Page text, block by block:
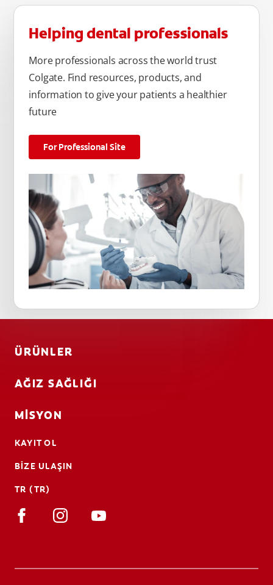
Helping dental professionals
More professionals across the world trust
Colgate. Find resources, products, and
information to give your patients a healthier
future
For Professional Site
ÜRÜNLER
AĞIZ SAĞLIĞI
MISYON
KAYIT OL
BIZE ULAŞIN
TR (TR)